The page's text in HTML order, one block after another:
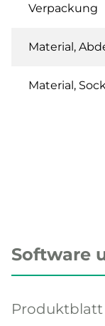
Verpackung
Material,
Material,
Software
Produktblatt